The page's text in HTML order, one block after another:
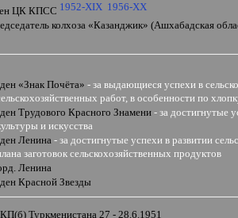
ЦК КПСС 1952-XIX 1956-XX
колхоза«Казанджик» (Ашхабадская
«Знак Почёта» - за выдающиеся успехи в
работ, в особенности по
Трудового Красного Знамени- за достигнутые
и искусства
Ленина- за достигнутые успехи в развитии
заготовок сельскохозяйственных продуктов
Ленина
Красной Звезды
Туркменистана 27 - 28.6.1951